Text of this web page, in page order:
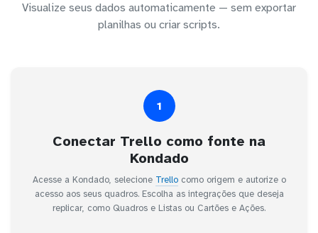
Visualize seus dados automaticamente — sem exportar
planilhas ou criar scripts.
1
Conectar Trello como fonte na
Kondado
Acesse a Kondado, selecione Trellocomo origem e autorize o
acesso aos seus quadros. Escolha as integrações que deseja
replicar, como Quadros e Listas ou Cartões e Ações.